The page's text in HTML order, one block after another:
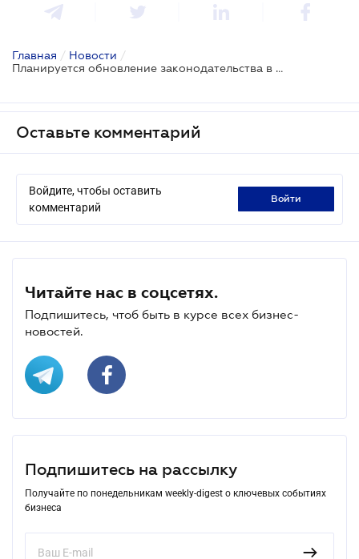
Главная / Новости /
Планируется обновление законодательства в сфере градостроения
Оставьте комментарий
Войдите, чтобы оставить
комментарий
войти
Читайте нас в соцсетях.
Подпишитесь, чтоб быть в курсе всех бизнес-
новостей.
Подпишитесь на рассылку
Получайте по понедельникам weekly-digest о ключевых событиях
бизнеса